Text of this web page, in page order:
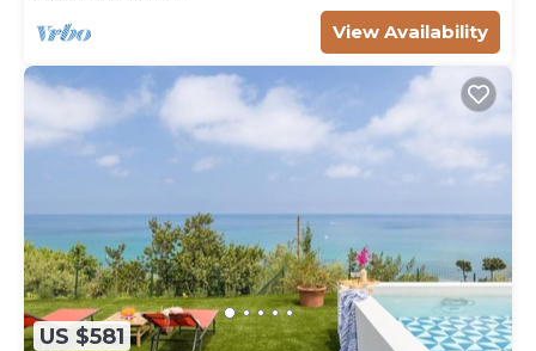
View Availability
US $581